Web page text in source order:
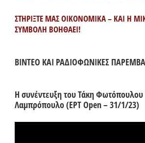
ΣΤΗΡΙΞΤΕ ΜΑΣ ΟΙΚΟΝΟΜΙΚΑ – ΚΑΙ Η
ΣΥΜΒΟΛΗ ΒΟΗΘΑΕΙ!
ΒΙΝΤΕΟ ΚΑΙ ΡΑΔΙΟΦΩΝΙΚΕΣ
Η συνέντευξη του Τάκη
Λαμπρόπουλο (ΕΡΤ Open – 31/1/23)